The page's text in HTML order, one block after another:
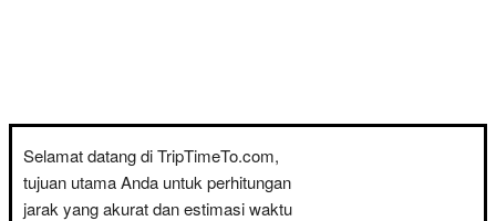
Selamat datang di TripTimeTo.com,
tujuan utama Anda untuk perhitungan
jarak yang akurat dan estimasi waktu